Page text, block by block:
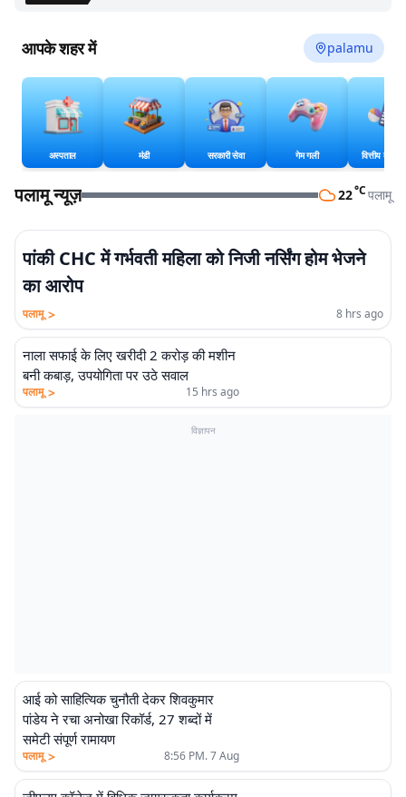
आपके शहर में palamu
अस्पताल मंडी सरकारी सेवा गेम गली वित्तीय
पलामू न्यूज़ 22°Cपलामू
पांकी CHC में गर्भवती महिला को निजी नर्सिंग होम भेजने
का आरोप
पलामू > 8 hrs ago
नाला सफाई के लिए खरीदी 2 करोड़ की मशीन
बनी कबाड़, उपयोगिता पर उठे सवाल
पलामू > 15 hrs ago
विज्ञापन
आई को साहित्यिक चुनौती देकर शिवकुमार
पांडेय ने रचा अनोखा रिकॉर्ड, 27 शब्दों में
समेटी संपूर्ण रामायण
पलामू > 8:56 PM. 7 Aug